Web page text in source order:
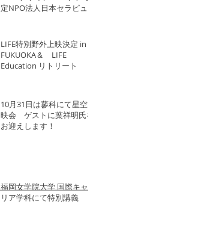
定NPO法人日本セラピュー
LIFE特別野外上映決定 in
FUKUOKA＆ LIFE
Education リトリート
10月31日は蓼科にて星空上
映会 ゲストに葉祥明氏を
お迎えします！
福岡女学院大学 国際キャ
リア学科にて特別講義